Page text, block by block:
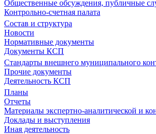
Общественные обсуждения, публичные
Контрольно-счетная палата
Состав и структура
Новости
Нормативные документы
Документы КСП
Стандарты внешнего муниципального
Прочие документы
Деятельность КСП
Планы
Отчеты
Материалы экспертно-аналитической и
Доклады и выступления
Иная деятельность